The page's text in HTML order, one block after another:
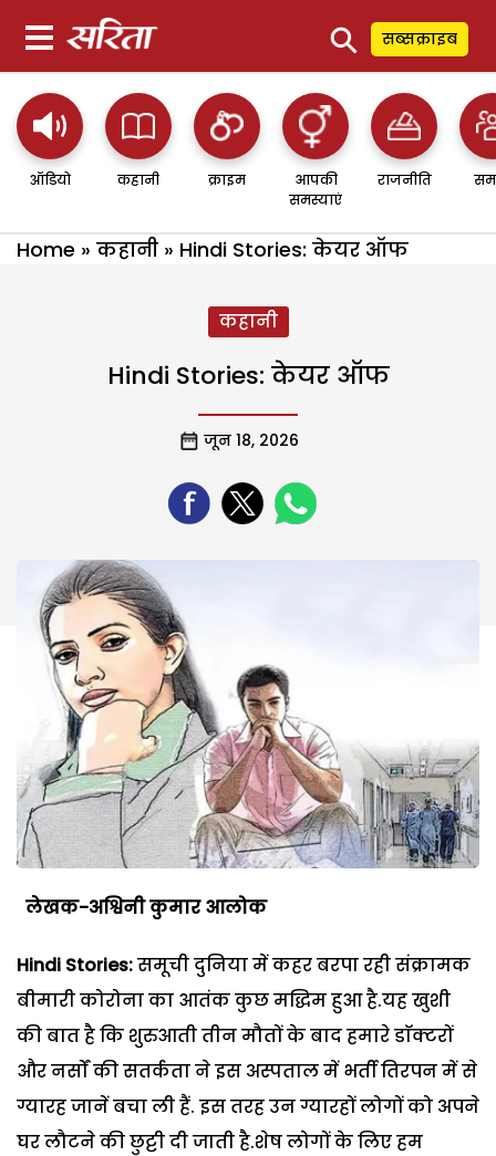
⚲ सब्सक्राइब
ऑडियो कहानी क्राइम
आपकी
समस्याएं
राजनीति
Home » कहानी » Hindi Stories: केयर ऑफ
कहानी
Hindi Stories: केयर ऑफ
जून 18, 2026
लेखक-अश्विनी कुमार आलोक
Hindi Stories:समूची दुनिया में कहर बरपा रही संक्रामक
बीमारी कोरोना का आतंक कुछ मद्धिम हुआ है.यह खुशी
की बात है कि शुरुआती तीन मौतों के बाद हमारे डाॅक्टरों
और नर्सों की सतर्कता ने इस अस्पताल में भर्ती तिरपन में से
ग्यारह जानें बचा ली हैं. इस तरह उन ग्यारहों लोगों को अपने
घर लौटने की छुट्टी दी जाती है.शेष लोगों के लिए हम